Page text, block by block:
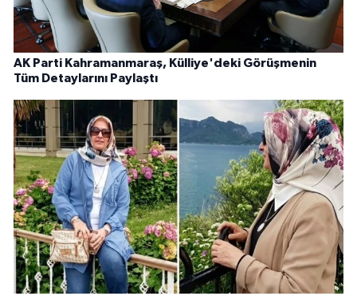
AK Parti Kahramanmaraş, Külliye'deki Görüşmenin
Tüm Detaylarını Paylaştı